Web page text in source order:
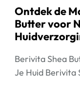
Ontdek de
Butter voor
Berivita Shea
Je Huid Berivita